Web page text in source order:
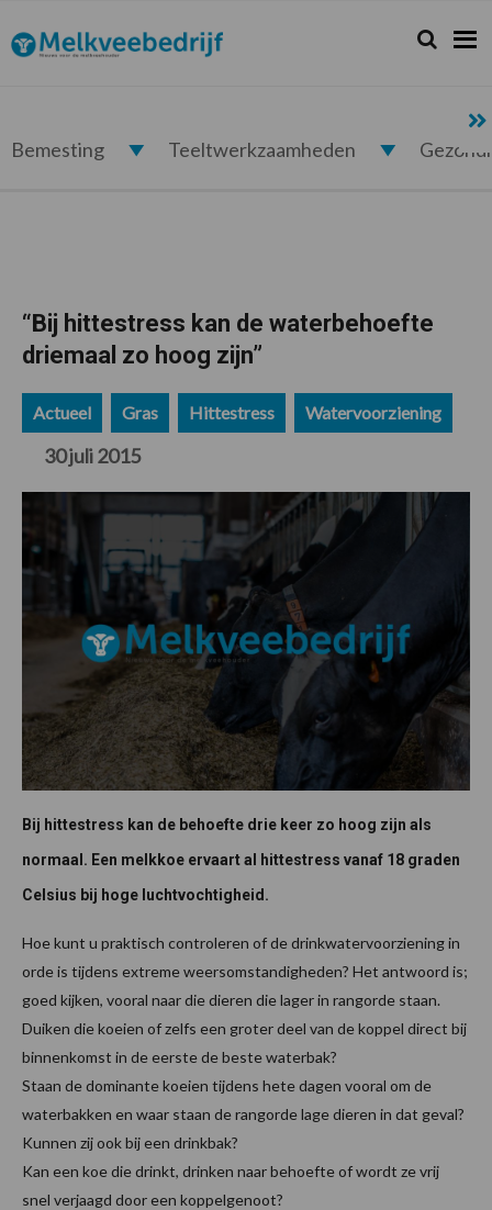
de
hoofdnavigatie
de
hoofd
de
eerste
de
voettekst
Melkveebedrijf.nl Zoeken...
Zoek
Bemesting Teeltwerkzaamheden
“Bij hittestress kan de waterbehoefte
driemaal zo hoog zijn”
Actueel Gras Hittestress Watervoorziening
30 juli 2015
Bij hittestress kan de behoefte drie keer zo hoog zijn als
normaal. Een melkkoe ervaart al hittestress vanaf 18 graden
Celsius bij hoge luchtvochtigheid.
Hoe kunt u praktisch controleren of de drinkwatervoorziening in
orde is tijdens extreme weersomstandigheden? Het antwoord is;
goed kijken, vooral naar die dieren die lager in rangorde staan.
Duiken die koeien of zelfs een groter deel van de koppel direct bij
binnenkomst in de eerste de beste waterbak?
Staan de dominante koeien tijdens hete dagen vooral om de
waterbakken en waar staan de rangorde lage dieren in dat geval?
Kunnen zij ook bij een drinkbak?
Kan een koe die drinkt, drinken naar behoefte of wordt ze vrij
snel verjaagd door een koppelgenoot?